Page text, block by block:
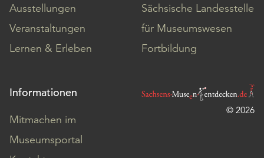
Ausstellungen
Veranstaltungen
Lernen & Erleben
Sächsische Landesstelle
für Museumswesen
Fortbildung
Informationen
Mitmachen im
Museumsportal
© 2026